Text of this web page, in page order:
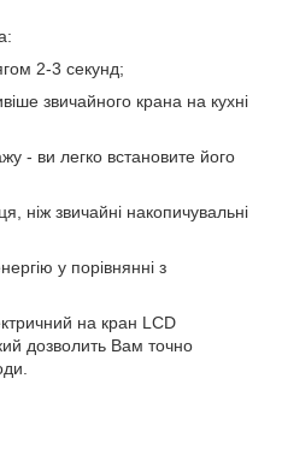
2-3 секунд;
звичайного крана на кухні
- ви легко встановите його
ніж звичайні накопичувальні
у порівнянні з
на кран LCD
дозволить Вам точно